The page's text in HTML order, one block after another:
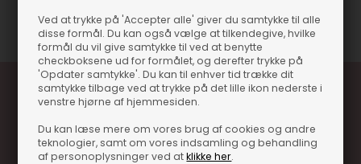
Ved at trykke på 'Accepter alle' giver du samtykke til alle
disse formål. Du kan også vælge at tilkendegive, hvilke
formål du vil give samtykke til ved at benytte
checkboksene ud for formålet, og derefter trykke på
'Opdater samtykke'. Du kan til enhver tid trække dit
samtykke tilbage ved at trykke på det lille ikon nederste i
venstre hjørne af hjemmesiden.
Du kan læse mere om vores brug af cookies og andre
teknologier, samt om vores indsamling og behandling
af personoplysninger ved atklikke her.
Varenummer 55615